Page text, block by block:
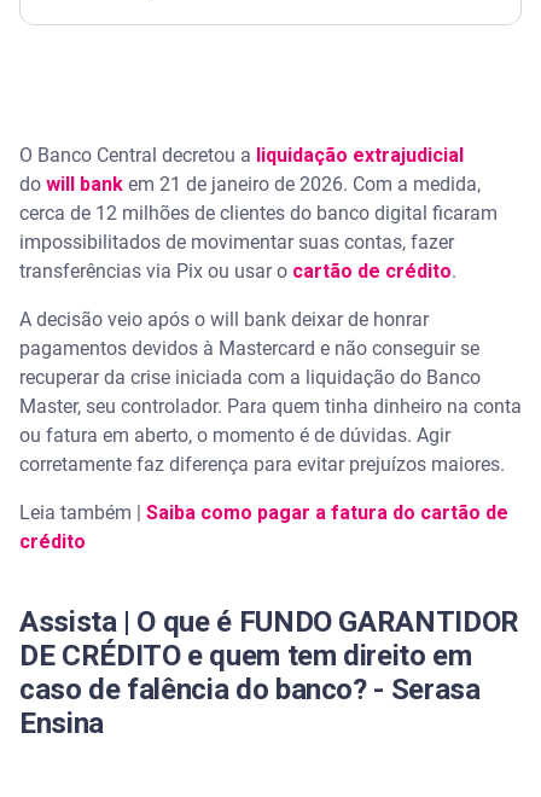
O que aconteceu com o will bank
Como chegou a esse ponto
O que é liquidação extrajudicial?
Por que o Banco Central decidiu liquidar o will
bank?
O que muda para quem tinha conta no will bank
O que está bloqueado:
Salário ou pagamentos programados
will bank?
O que fazer com o dinheiro parado no will bank?
Saldo em conta de pagamento
O Banco Central decretou a liquidação extrajudicial
do will bank em 21 de janeiro de 2026. Com a medida,
cerca de 12 milhões de clientes do banco digital ficaram
impossibilitados de movimentar suas contas, fazer
transferências via Pix ou usar o cartão de crédito.
A decisão veio após o will bank deixar de honrar
pagamentos devidos à Mastercard e não conseguir se
recuperar da crise iniciada com a liquidação do Banco
Master, seu controlador. Para quem tinha dinheiro na conta
ou fatura em aberto, o momento é de dúvidas. Agir
corretamente faz diferença para evitar prejuízos maiores.
Leia também | Saiba como pagar a fatura do cartão de
crédito
Assista | O que é FUNDO GARANTIDOR
DE CRÉDITO e quem tem direito em
caso de falência do banco? - Serasa
Ensina